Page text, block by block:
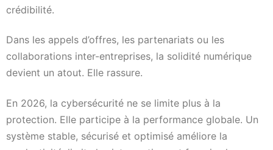
crédibilité.
Dans les appels d’offres, les partenariats ou les
collaborations inter-entreprises, la solidité numérique
devient un atout. Elle rassure.
En 2026, la cybersécurité ne se limite plus à la
protection. Elle participe à la performance globale. Un
système stable, sécurisé et optimisé améliore la